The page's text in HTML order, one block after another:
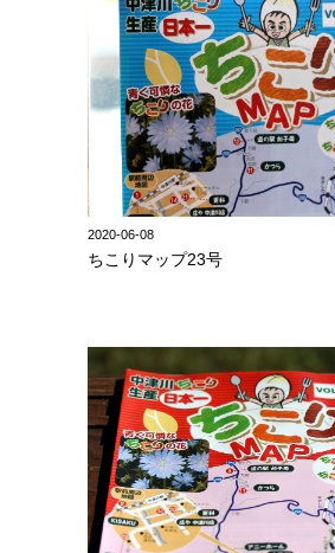
2020-06-08
ちこりマップ23号